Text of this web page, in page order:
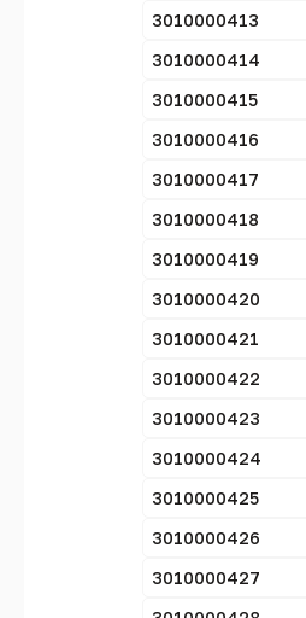
3010000413
3010000414
3010000415
3010000416
3010000417
3010000418
3010000419
3010000420
3010000421
3010000422
3010000423
3010000424
3010000425
3010000426
3010000427